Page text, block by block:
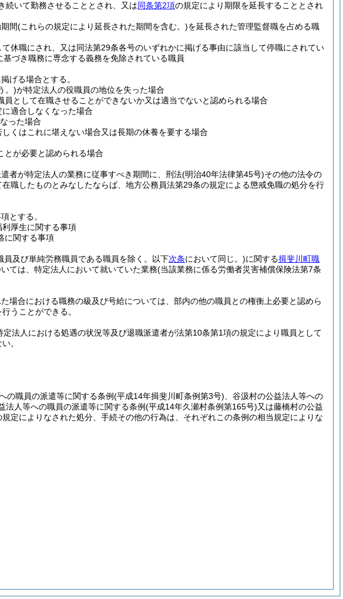
続いて勤務させることとされ、又は同条第2項の規定により期限を延長することとされ
間(これらの規定により延長された期間を含む。)を延長された管理監督職を占める職
休職にされ、又は同法第29条各号のいずれかに掲げる事由に該当して停職にされてい
づき職務に専念する義務を免除されている職員
げる場合とする。
。)が特定法人の役職員の地位を失った場合
として在職させることができないか又は適当でないと認められる場合
適合しなくなった場合
った場合
くはこれに堪えない場合又は長期の休養を要する場合
とが必要と認められる場合
者が特定法人の業務に従事すべき期間に、刑法(明治40年法律第45号)その他の法令の
職したものとみなしたならば、地方公務員法第29条の規定による懲戒免職の処分を行
とする。
厚生に関する事項
に関する事項
員及び単純労務職員である職員を除く。以下次条において同じ。)に関する揖斐川町職
ては、特定法人において就いていた業務(当該業務に係る労働者災害補償保険法第7条
場合における職務の級及び号給については、部内の他の職員との権衡上必要と認めら
うことができる。
法人における処遇の状況等及び退職派遣者が法第10条第1項の規定により職員として
。
の職員の派遣等に関する条例(平成14年揖斐川町条例第3号) 、谷汲村の公益法人等への
法人等への職員の派遣等に関する条例(平成14年久瀬村条例第165号)又は藤橋村の公益
規定によりなされた処分、手続その他の行為は、それぞれこの条例の相当規定によりな